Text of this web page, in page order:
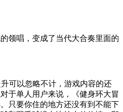
领唱，变成了当代大合奏里面的
升可以忽略不计，游戏内容的还
于单人用户来说，《健身环大冒
只要你住的地方还没有到不能下